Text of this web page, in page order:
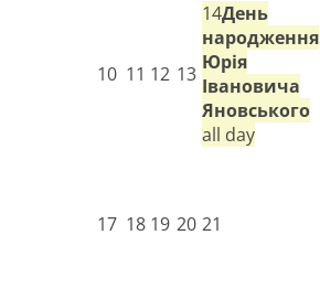
10 11 12 13
14День
народження
Юрія
Івановича
Яновського
all day
17 18 19 20 21